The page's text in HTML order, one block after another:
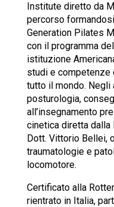
Institute diretto da
percorso
Generation Pilates
con il programma
istituzione
studi e
tutto il mondo. Negli
posturologia,
all’insegnamento
cinetica diretta dalla
Dott. Vittorio Bellei,
traumatologie e
locomotore.
Certificato alla
rientrato in Italia,